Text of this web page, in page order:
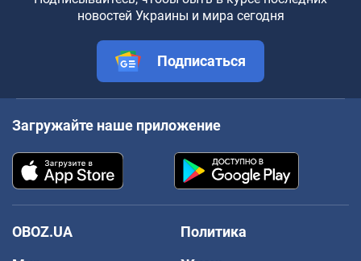
новостей Украины и мира сегодня
Подписаться
Загружайте наше приложение
OBOZ.UA
Политика